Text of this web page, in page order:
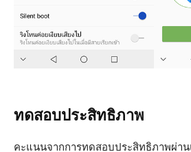
ทดสอบประสิทธิภาพ
คะแนนจากการทดสอบประสิทธิภาพผ่าน